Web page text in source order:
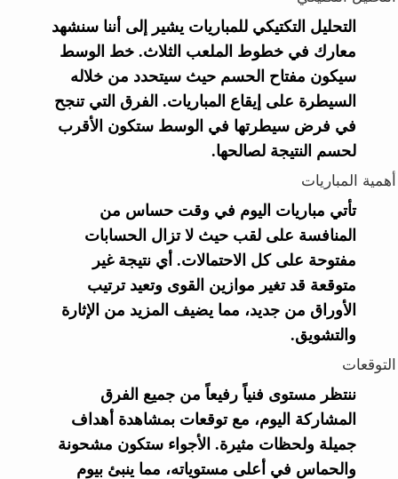
التحليل التكتيكي للمباريات يشير إلى أننا سنشهد
معارك في خطوط الملعب الثلاث. خط الوسط
سيكون مفتاح الحسم حيث سيتحدد من خلاله
السيطرة على إيقاع المباريات. الفرق التي تنجح
في فرض سيطرتها في الوسط ستكون الأقرب
لحسم النتيجة لصالحها.
أهمية المباريات
تأتي مباريات اليوم في وقت حساس من
المنافسة على لقب حيث لا تزال الحسابات
مفتوحة على كل الاحتمالات. أي نتيجة غير
متوقعة قد تغير موازين القوى وتعيد ترتيب
الأوراق من جديد، مما يضيف المزيد من الإثارة
والتشويق.
التوقعات
ننتظر مستوى فنياً رفيعاً من جميع الفرق
المشاركة اليوم، مع توقعات بمشاهدة أهداف
جميلة ولحظات مثيرة. الأجواء ستكون مشحونة
والحماس في أعلى مستوياته، مما ينبئ بيوم